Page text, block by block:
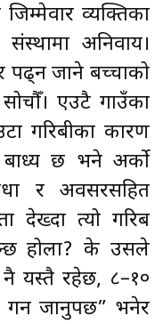
व्यक्तिका
अनिवार्य।
जाने बच्चाको
एउटै गाउँका
गरिबीका कारण
बाध्य छ भने अर्को
र अवसरसहित
देख्दा त्यो गरिब
होला? के उसले
नै यस्तै रहेछ, ८–१०
जानुपर्छ” भनेर